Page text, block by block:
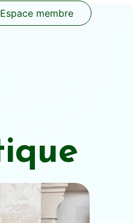
Espace membre